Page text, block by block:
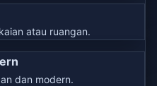
atau ruangan.
dan modern.